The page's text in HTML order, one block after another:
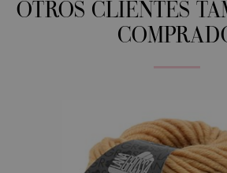
OTROS CLIENTES